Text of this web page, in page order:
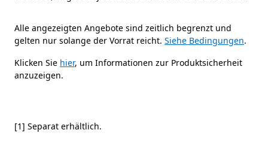
Alle angezeigten Angebote sind zeitlich begrenzt und
gelten nur solange der Vorrat reicht. Siehe Bedingungen.
Klicken Sie hier, um Informationen zur Produktsicherheit
anzuzeigen.
[1] Separat erhältlich.